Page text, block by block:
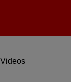
Videos